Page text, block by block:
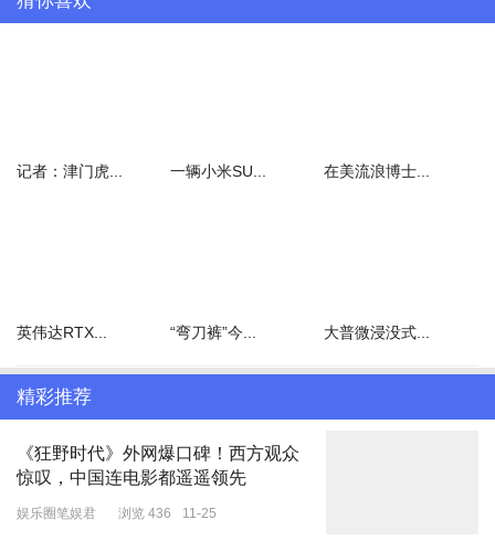
记者：津门虎... 一辆小米SU... 在美流浪博士...
英伟达RTX... “弯刀裤”今... 大普微浸没式...
精彩推荐
《狂野时代》外网爆口碑！西方观众
惊叹，中国连电影都遥遥领先
娱乐圈笔娱君 浏览 436 11-25